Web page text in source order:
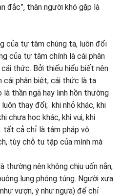
đắc”, thân người khó gặp là
của tự tâm chúng ta, luôn đổi
của tự tâm chính là cái phân
thức. Bởi thiếu hiểu biết nên
cái phân biệt, cái thức là ta
thần ngã hay linh hồn thường
thay đổi; khi nhỏ khác, khi
chưa học khác, khi vui, khi
tất cả chỉ là tâm pháp vô
tùy chỗ tu tập của mình mà
thường nên không chịu uốn nắn,
lung phóng túng. Người xưa
vượn, ý như ngựa) để chỉ